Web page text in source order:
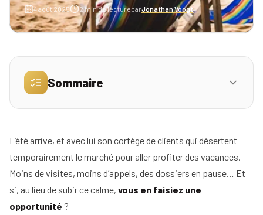
Simulez
Profil
Mandataire
place
pour
la
réunion
d'info
4 août 2025 2min de lectureparJonathan Voogt
Sommaire
5. Se reposer pour mieux performer
03 6. Et pourquoi pas changer de réseau ?
04 En bref,
L’été arrive, et avec lui son cortège de clients qui désertent
temporairement le marché pour aller profiter des vacances.
Moins de visites, moins d’appels, des dossiers en pause… Et
si, au lieu de subir ce calme, vous en faisiez une
opportunité ?